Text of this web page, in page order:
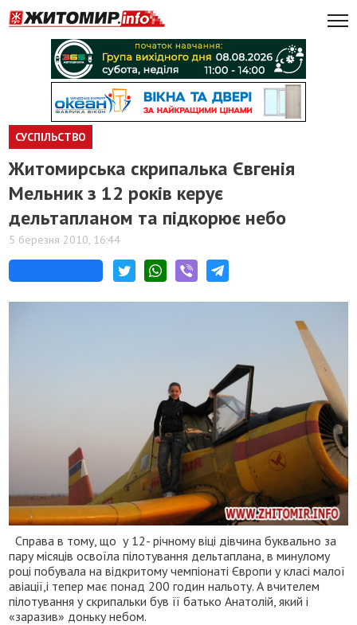
СУСПІЛЬСТВО
Житомирська скрипалька Євгенія
Мельник з 12 років керує
дельтапланом та підкорює небо
5 березня 2010, 16:44
Справа в тому, що у 12- річному віці дівчина буквально за
пару місяців освоїла пілотування дельтаплана, в минулому
році побувала на відкритому чемпіонаті Європи у класі малої
авіації,і тепер має понад 200 годин нальоту. А вчителем
пілотування у скрипальки був її батько Анатолій, який і
«заразив» доньку небом.